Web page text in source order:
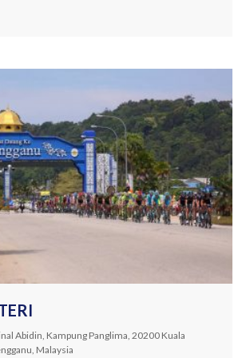
Abidin, Kampung Panglima, 20200 Kuala
Malaysia